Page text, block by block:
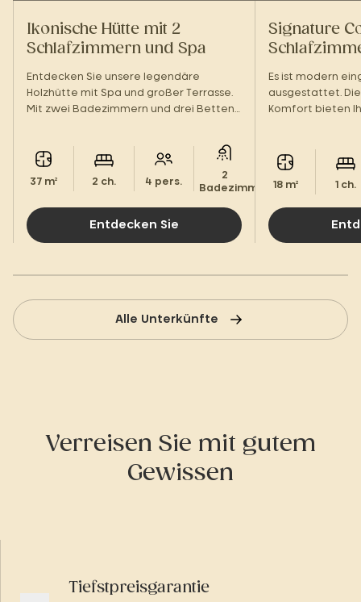
Ikonische Hütte mit 2
Schlafzimmern und Spa
Entdecken Sie unsere legendäre
Holzhütte mit Spa und großer Terrasse.
Mit zwei Badezimmern und drei Betten
perfekte Balance zwischen Design und
37 m²
2 ch. 4 pers.
2
Badezimmer.
Entdecken Sie
Signature
Es ist modern
ausgestattet.
Komfort bieten
18 m² 1 ch.
Alle Unterkünfte
Verreisen Sie mit gutem
Gewissen
Tiefstpreisgarantie